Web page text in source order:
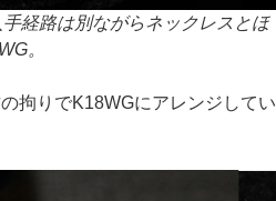
経路は別ながらネックレスとほ
。
拘りでK18WGにアレンジしてい